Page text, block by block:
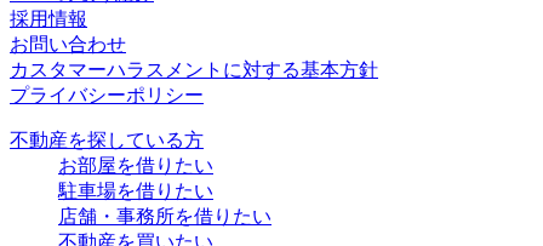
採用情報
お問い合わせ
カスタマーハラスメントに対する基本方針
プライバシーポリシー
不動産を探している方
お部屋を借りたい
駐車場を借りたい
店舗・事務所を借りたい
不動産を買いたい